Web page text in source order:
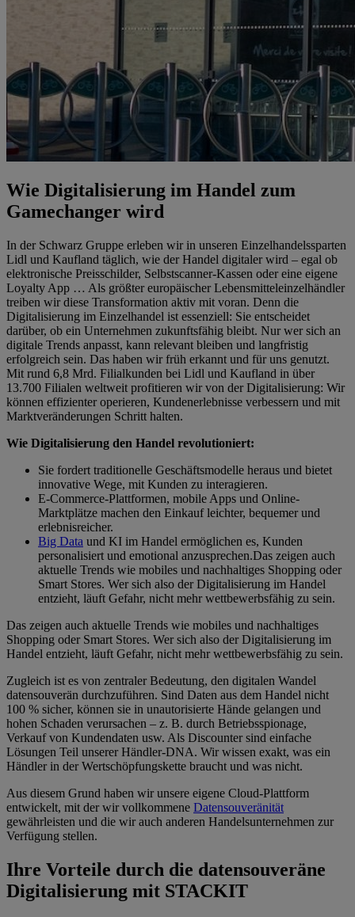
Wie Digitalisierung im Handel zum
Gamechanger wird
In der Schwarz Gruppe erleben wir in unseren Einzelhandelssparten
Lidl und Kaufland täglich, wie der Handel digitaler wird – egal ob
elektronische Preisschilder, Selbstscanner-Kassen oder eine eigene
Loyalty App … Als größter europäischer Lebensmitteleinzelhändler
treiben wir diese Transformation aktiv mit voran. Denn die
Digitalisierung im Einzelhandel ist essenziell: Sie entscheidet
darüber, ob ein Unternehmen zukunftsfähig bleibt. Nur wer sich an
digitale Trends anpasst, kann relevant bleiben und langfristig
erfolgreich sein. Das haben wir früh erkannt und für uns genutzt.
Mit rund 6,8 Mrd. Filialkunden bei Lidl und Kaufland in über
13.700 Filialen weltweit profitieren wir von der Digitalisierung: Wir
können effizienter operieren, Kundenerlebnisse verbessern und mit
Marktveränderungen Schritt halten.
Wie Digitalisierung den Handel revolutioniert:
Sie fordert traditionelle Geschäftsmodelle heraus und bietet
innovative Wege, mit Kunden zu interagieren.
E-Commerce-Plattformen, mobile Apps und Online-
Marktplätze machen den Einkauf leichter, bequemer und
erlebnisreicher.
Big Data und KI im Handel ermöglichen es, Kunden
personalisiert und emotional anzusprechen.Das zeigen auch
aktuelle Trends wie mobiles und nachhaltiges Shopping oder
Smart Stores. Wer sich also der Digitalisierung im Handel
entzieht, läuft Gefahr, nicht mehr wettbewerbsfähig zu sein.
Das zeigen auch aktuelle Trends wie mobiles und nachhaltiges
Shopping oder Smart Stores. Wer sich also der Digitalisierung im
Handel entzieht, läuft Gefahr, nicht mehr wettbewerbsfähig zu sein.
Zugleich ist es von zentraler Bedeutung, den digitalen Wandel
datensouverän durchzuführen. Sind Daten aus dem Handel nicht
100 % sicher, können sie in unautorisierte Hände gelangen und
hohen Schaden verursachen – z. B. durch Betriebsspionage,
Verkauf von Kundendaten usw. Als Discounter sind einfache
Lösungen Teil unserer Händler-DNA. Wir wissen exakt, was ein
Händler in der Wertschöpfungskette braucht und was nicht.
Aus diesem Grund haben wir unsere eigene Cloud-Plattform
entwickelt, mit der wir vollkommene Datensouveränität
gewährleisten und die wir auch anderen Handelsunternehmen zur
Verfügung stellen.
Ihre Vorteile durch die datensouveräne
Digitalisierung mit STACKIT